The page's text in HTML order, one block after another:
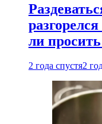
ли
2 года спустя2